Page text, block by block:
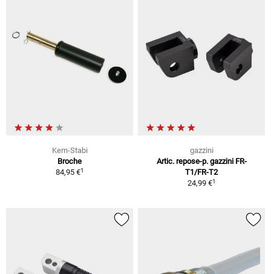
Kern-Stabi
Broche
84,95 €1
gazzini
Artic. repose-p. gazzini FR-
T1/FR-T2
24,99 €1